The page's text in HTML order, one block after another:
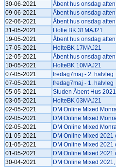
30-06-2021
Åbent hus onsdag
09-06-2021
Åbent hus onsdag
02-06-2021
Åbent hus onsdag
31-05-2021
Holte BK 31MAJ21
19-05-2021
Åbent hus onsdag aften
17-05-2021
HolteBK 17MAJ21
12-05-2021
Åbent hus onsdag aften
10-05-2021
HolteBK 10MAJ21
07-05-2021
fredag7maj - 2. halvleg
07-05-2021
fredag7maj - 1. halvleg
05-05-2021
Studen Åbent Hus
03-05-2021
HolteBK 03MAJ21
02-05-2021
DM Online Mixed
02-05-2021
DM Online Mixed
02-05-2021
DM Online Mixed
01-05-2021
DM Online Mixed 2021
01-05-2021
DM Online Mixed
01-05-2021
DM Online Mixed 2021
30-04-2021
DM Online Mixed